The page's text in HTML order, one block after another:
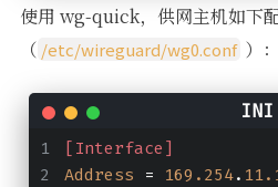
使用 wg-quick，供网主机如下
（ /etc/wireguard/wg0.conf ）：
[Interface]
Address = 169.254.